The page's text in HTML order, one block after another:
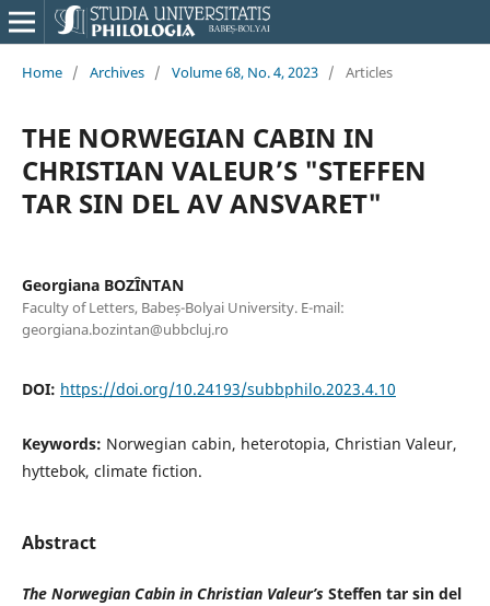
Home / Archives / Volume 68, No. 4, 2023 / Articles
THE NORWEGIAN CABIN IN
CHRISTIAN VALEUR’S "STEFFEN
TAR SIN DEL AV ANSVARET"
Georgiana BOZÎNTAN
Faculty of Letters, Babeș-Bolyai University. E-mail:
georgiana.bozintan@ubbcluj.ro
DOI: https://doi.org/10.24193/subbphilo.2023.4.10
Keywords: Norwegian cabin, heterotopia, Christian Valeur,
hyttebok, climate fiction.
Abstract
The Norwegian Cabin in Christian Valeur’s Steffen tar sin del